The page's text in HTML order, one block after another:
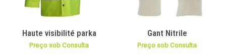
Haute visibilité parka
Preço sob Consulta
Gant Nitrile
Preço sob Consulta